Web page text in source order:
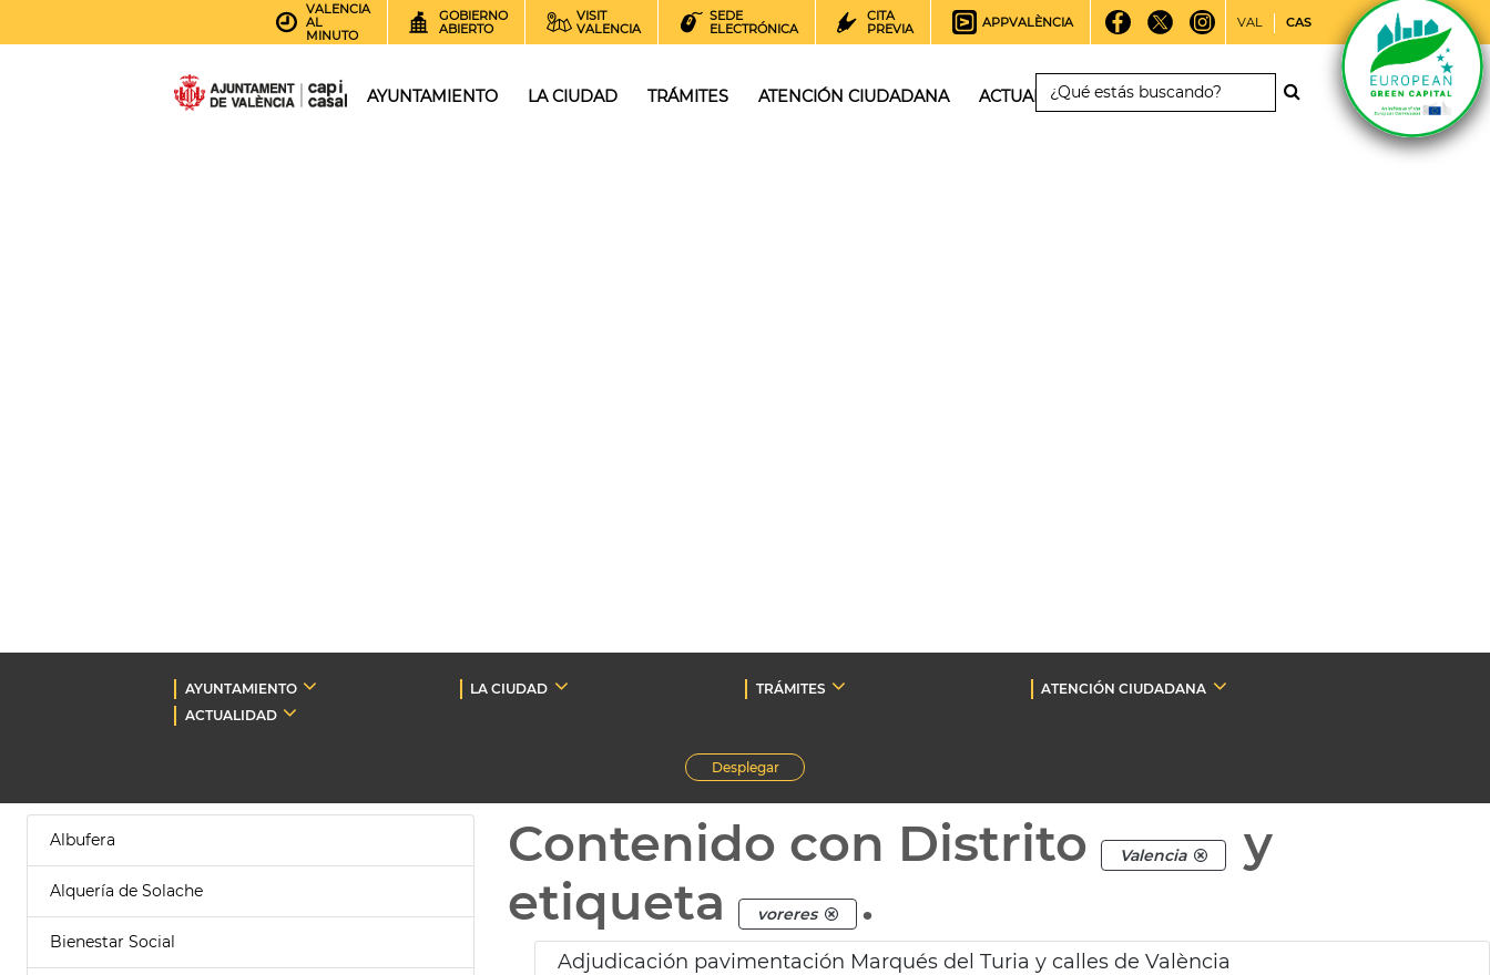
VALENCIA
AL
MINUTO
GOBIERNO
ABIERTO
VISIT
VALENCIA
SEDE
ELECTRÓNICA
CITA
PREVIA
APPVALÈNCIA VAL CAS
AYUNTAMIENTO LA CIUDAD TRÁMITES ATENCIÓN CIUDADANA ACTUALIDAD
AYUNTAMIENTO LA CIUDAD TRÁMITES
ATENCIÓN CIUDADANA
ACTUALIDAD
Desplegar
Albufera
Alquería de Solache
Bienestar Social
Contenido con Distrito Valencia
y
etiqueta
voreres .
Adjudicación pavimentación Marqués del Turia y calles de València